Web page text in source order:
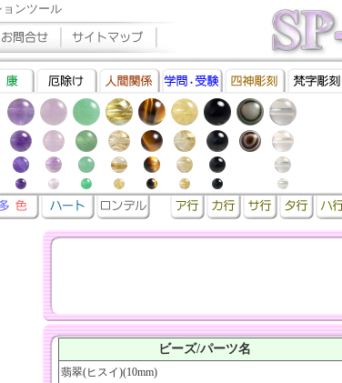
ンツール
ビーズ/パーツ名
翡翠(ヒスイ)(10mm)